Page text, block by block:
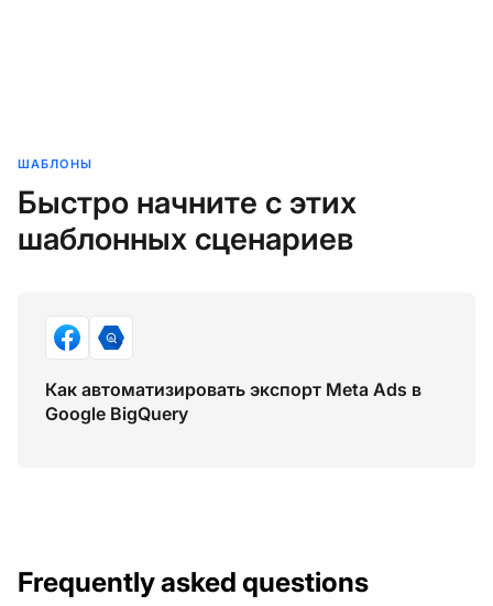
ШАБЛОНЫ
Быстро начните с этих
шаблонных сценариев
Как автоматизировать экспорт Meta Ads в
Google BigQuery
Frequently asked questions